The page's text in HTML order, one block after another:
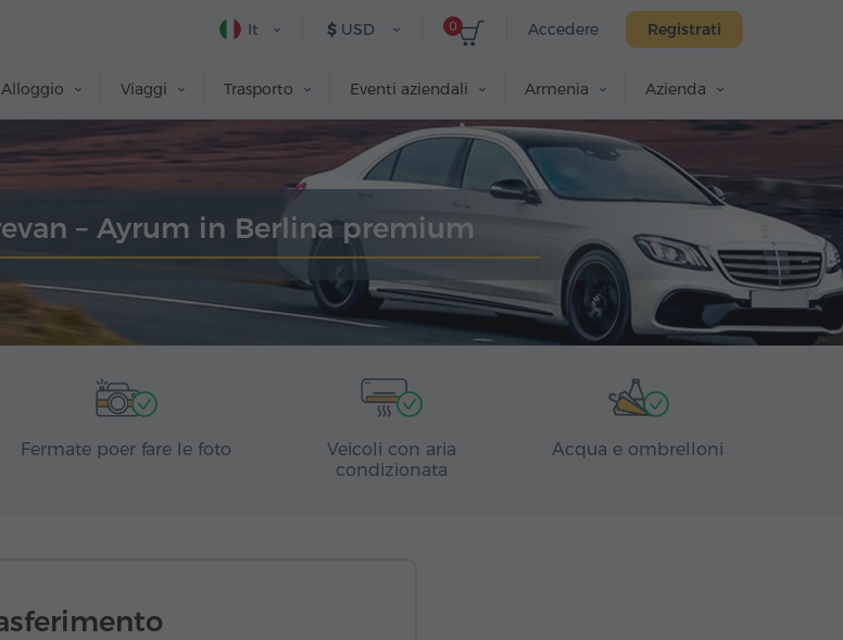
Accedere Registrati
0
$ USD
It
Alloggio Viaggi Trasporto Eventi aziendali Armenia Azienda
– Ayrum in Berlina premium
Fermate poer fare le foto
Veicoli con aria
condizionata
Acqua e ombrelloni